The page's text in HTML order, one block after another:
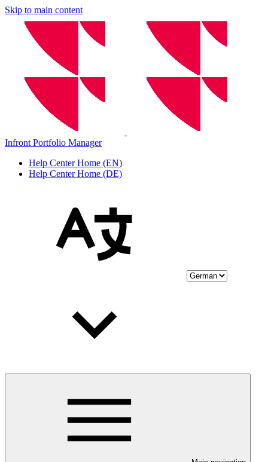
Skip to main content
Infront Portfolio Manager
Help Center Home (EN)
Help Center Home (DE)